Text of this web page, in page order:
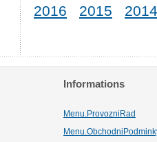
2016
2015 2014
Informations
Menu.ProvozniRad